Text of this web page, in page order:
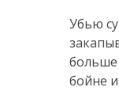
Убью
больше
бойне